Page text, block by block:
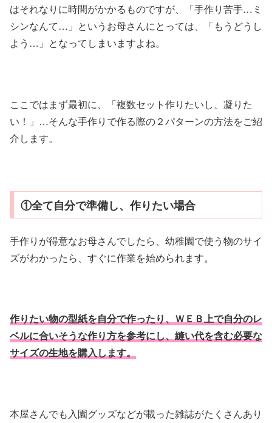
はそれなりに時間がかかるものですが、「手作り苦手…ミ
シンなんて…」というお母さんにとっては、「もうどうし
よう…」となってしまいますよね。
ここではまず最初に、「複数セット作りたいし、凝りた
い！」…そんな手作りで作る際の２パターンの方法をご紹
介します。
①全て自分で準備し、作りたい場合
手作りが得意なお母さんでしたら、幼稚園で使う物のサイ
ズがわかったら、すぐに作業を始められます。
作りたい物の型紙を自分で作ったり、ＷＥＢ上で自分のレ
ベルに合いそうな作り方を参考にし、縫い代を含む必要な
サイズの生地を購入します。
本屋さんでも入園グッズなどが載った雑誌がたくさんあり